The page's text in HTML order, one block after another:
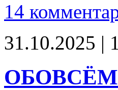
14
31.10.2025 |
ОБОВСЁМ-